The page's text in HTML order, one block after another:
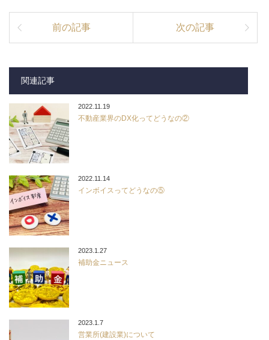
前の記事 次の記事
関連記事
2022.11.19
不動産業界のDX化ってどうなの②
2022.11.14
インボイスってどうなの⑤
2023.1.27
補助金ニュース
2023.1.7
営業所(建設業)について